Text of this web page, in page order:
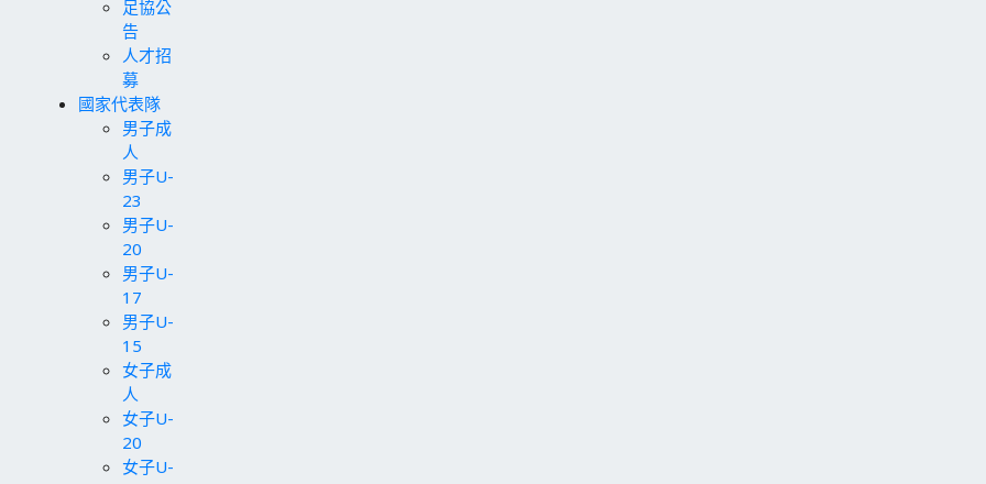
足協公
告
人才招
募
國家代表隊
男子成
人
男子U-
23
男子U-
20
男子U-
17
男子U-
15
女子成
人
女子U-
20
女子U-